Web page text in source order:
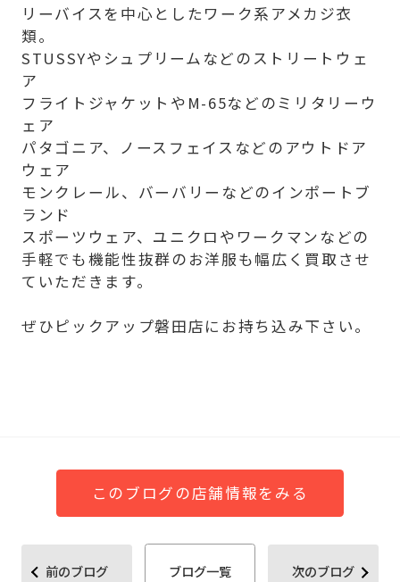
リーバイスを中心としたワーク系アメカジ衣
類。
STUSSYやシュプリームなどのストリートウェ
ア
フライトジャケットやM-65などのミリタリーウ
ェア
パタゴニア、ノースフェイスなどのアウトドア
ウェア
モンクレール、バーバリーなどのインポートブ
ランド
スポーツウェア、ユニクロやワークマンなどの
手軽でも機能性抜群のお洋服も幅広く買取させ
ていただきます。
ぜひピックアップ磐田店にお持ち込み下さい。
このブログの店舗情報をみる
前のブログ ブログ一覧 次のブログ